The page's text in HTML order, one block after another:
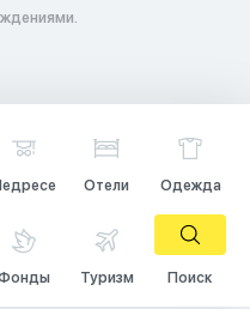
Отели Одежда
Туризм Поиск